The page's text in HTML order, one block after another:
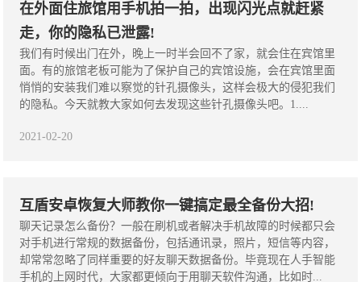
在外面住旅馆用手机拍一拍，出现闪光点就赶紧
走，你的隐私已泄露!
我们有时候出门在外，晚上一时半会回不了家，就会住在宾馆里
面。有的旅馆老板可能为了保护自己的宾馆设施，会在宾馆里面
悄悄的安装我们难以察觉的针孔摄像头，这样会极大的侵犯我们
的隐私。今天就教大家如何去发现这些针孔摄像头吧。1....
2021-02-20
互盾安卓恢复大师教你一键搞定最全备份大招!
聊天记录怎么备份？一般在刷机或者解决手机故障的时候都只会
对手机进行常规的数据备份，包括通讯录，照片，短信等内容，
却常常忽略了同样重要的好友聊天数据备份。毕竟现在人手智能
手机的上网时代，大家都更倾向于用聊天软件沟通，比如时...